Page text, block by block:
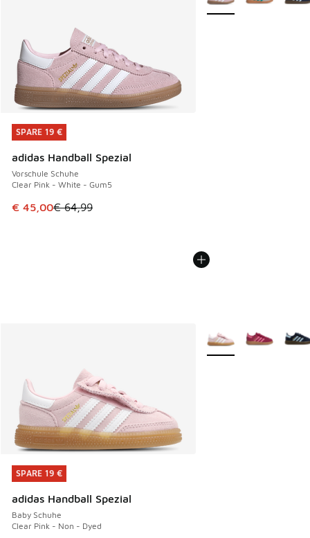
SPARE 19 €
adidas Handball Spezial
Vorschule Schuhe
Clear Pink - White - Gum5
Dieser Artikel ist im Sale. Der Preis ist von € 64,99 auf €
€ 45,00€ 64,99
SPARE 19 €
SPARE 19 €
adidas Handball Spezial
Baby Schuhe
Clear Pink - Non - Dyed
SPARE 19 €
Weitere Farben